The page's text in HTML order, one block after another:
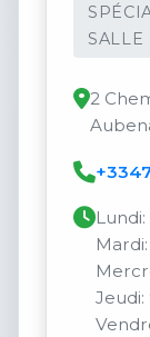
SALLE
2
Lundi:
Jeudi: